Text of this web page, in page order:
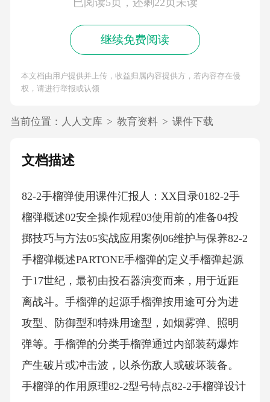
已阅读5页，还剩22页未读
继续免费阅读
本文档由用户提供并上传，收益归属内容提供方，若内容存在侵
权，请进行举报或认领
当前位置： 人人文库 > 教育资料 > 课件下载
文档描述
82-2手榴弹使用课件汇报人：XX目录0182-2手
榴弹概述02安全操作规程03使用前的准备04投
掷技巧与方法05实战应用案例06维护与保养82-2
手榴弹概述PARTONE手榴弹的定义手榴弹起源
于17世纪，最初由投石器演变而来，用于近距
离战斗。手榴弹的起源手榴弹按用途可分为进
攻型、防御型和特殊用途型，如烟雾弹、照明
弹等。手榴弹的分类手榴弹通过内部装药爆炸
产生破片或冲击波，以杀伤敌人或破坏装备。
手榴弹的作用原理82-2型号特点82-2手榴弹设计